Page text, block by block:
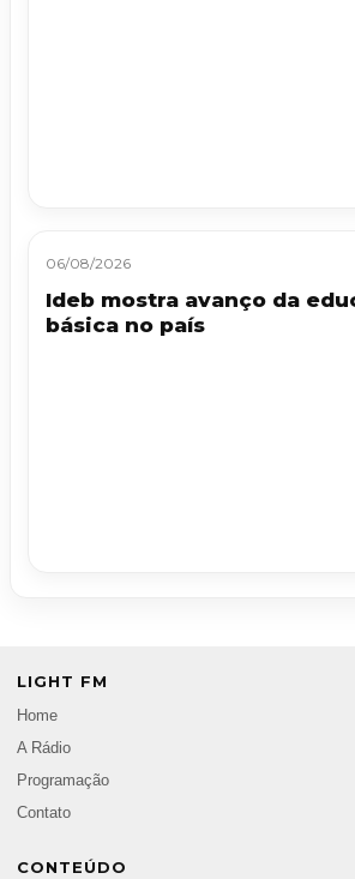
06/08/2026
Ideb mostra avanço da
básica no país
LIGHT FM
Home
A Rádio
Programação
Contato
CONTEÚDO